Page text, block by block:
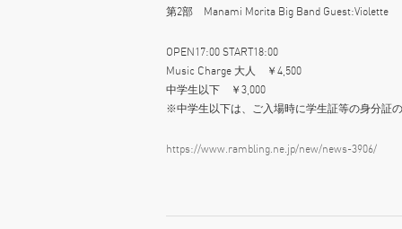
第2部 Manami Morita Big Band Guest:Violette
OPEN17:00 START18:00
Music Charge 大人 ￥4,500
中学生以下 ￥3,000
※中学生以下は、ご入場時に学生証等の身分証
https://www.rambling.ne.jp/new/news-3906/